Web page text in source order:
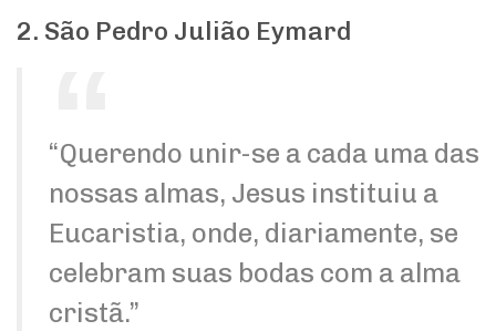
2. São Pedro Julião Eymard
“Querendo unir-se a cada uma das
nossas almas, Jesus instituiu a
Eucaristia, onde, diariamente, se
celebram suas bodas com a alma
cristã.”